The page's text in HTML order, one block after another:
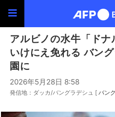
アルビノの水牛「ドナ
いけにえ免れる バン
園に
2026年5月28日 8:58
発信地：ダッカ/バングラデシュ [ バン